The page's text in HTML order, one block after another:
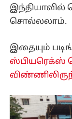
இந்தியாவில்
சொல்லலாம்.
இதையும்
ஸ்பியரெக்ஸ்